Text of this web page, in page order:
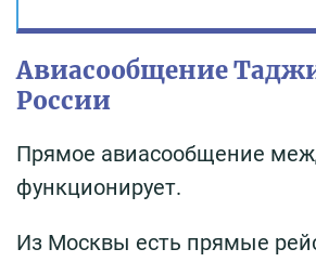
Авиасообщение
России
Прямое авиасообщение
функционирует.
Из Москвы есть прямые